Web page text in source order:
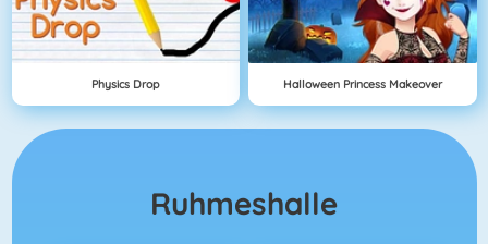
Physics Drop Halloween Princess Makeover
Ruhmeshalle